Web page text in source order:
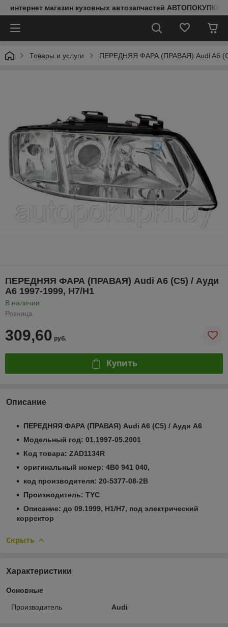
интернет магазин кузовных автозапчастей АВТОПОКУПКИ
Товары и услуги ПЕРЕДНЯЯ ФАРА (ПРАВАЯ) Audi A6
ПЕРЕДНЯЯ ФАРА (ПРАВАЯ) Audi A6 (C5) / Ауди
А6 1997-1999, Н7/Н1
В наличии
Розница
309,60 руб.
Купить
Описание
ПЕРЕДНЯЯ ФАРА (ПРАВАЯ) Audi A6 (C5) / Ауди А6
Модельный год: 01.1997-05.2001
Код товара: ZAD1134R
оригинальный номер: 4B0 941 040,
код производителя: 20-5377-08-2B
Производитель: TYC
Описание: до 09.1999, Н1/Н7, под электрический
корректор
Скрыть
Характеристики
Основные
Производитель Audi